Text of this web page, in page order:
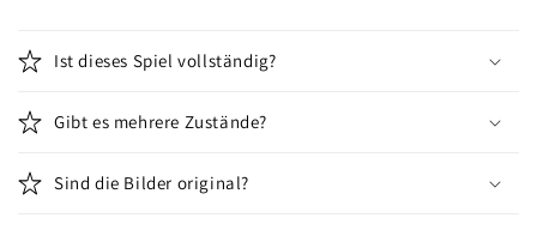
Ist dieses Spiel vollständig?
Gibt es mehrere Zustände?
Sind die Bilder original?